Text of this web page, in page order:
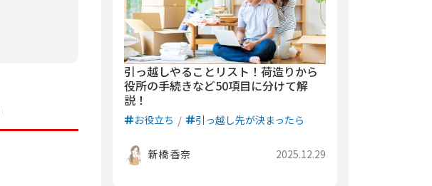
引っ越しやることリスト！荷造りから
役所の手続きなど50項目に分けて解
説！
お役立ち 引っ越し先が決まったら
新橋 香奈 2025.12.29